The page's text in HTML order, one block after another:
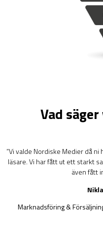
Vad
”Vi valde Nordiske Medier då
läsare. Vi har fått ut ett starkt
även fått
Marknadsföring &